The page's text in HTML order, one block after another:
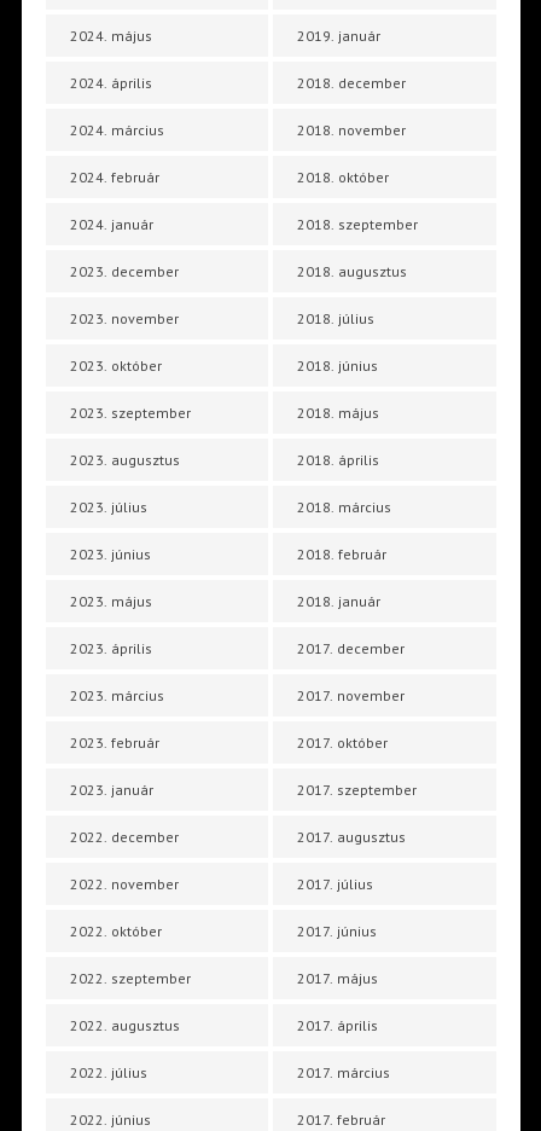
2024. május
2024. április
2024. március
2024. február
2024. január
2023. december
2023. november
2023. október
2023. szeptember
2023. augusztus
2023. július
2023. június
2023. május
2023. április
2023. március
2023. február
2023. január
2022. december
2022. november
2022. október
2022. szeptember
2022. augusztus
2022. július
2022. június
2019. január
2018. december
2018. november
2018. október
2018. szeptember
2018. augusztus
2018. július
2018. június
2018. május
2018. április
2018. március
2018. február
2018. január
2017. december
2017. november
2017. október
2017. szeptember
2017. augusztus
2017. július
2017. június
2017. május
2017. április
2017. március
2017. február